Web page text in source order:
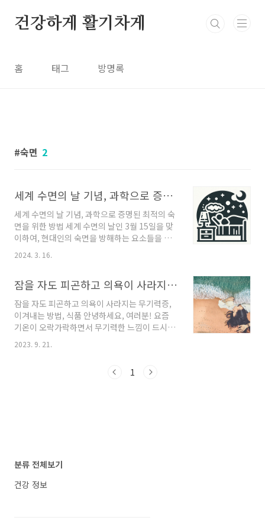
건강하게 활기차게
홈 태그 방명록
숙면 2
세계 수면의 날 기념, 과학으로 증명된 최적의 숙면을 위한 방법
세계 수면의 날 기념, 과학으로 증명된 최적의 숙
면을 위한 방법 세계 수면의 날인 3월 15일을 맞
이하여, 현대인의 숙면을 방해하는 요소들을 극
복하고, 효과적으로 깊은 잠을 청할 수 있는 방법
을 알아보려고 합니다. 이 글에서는 계절별 수면
리 조상들이 사용했던 수면법에 이르기까지, 다
양한 방법을 소개합니다. 최적의 숙면을 위한 잊
혀진 고대의 지혜: '두 번에 나눠 자기' 오늘날 우
리는 8시간 연속 수면을 이상적인 것으로 여기곤
하지만, 역사적으로 인간은 '두 번의 수면'이라는
패턴을 가지고 있었습니다. 사람들은 첫 번째 짧
곤 했습니다. 이러한 고대의 수면 패턴을 재발견
2024. 3. 16.
잠을 자도 피곤하고 의욕이 사라지는 무기력증, 이겨내는 방법, 식품
잠을 자도 피곤하고 의욕이 사라지는 무기력증,
이겨내는 방법, 식품 안녕하세요, 여러분! 요즘
기온이 오락가락하면서 무기력한 느낌이 드시나
요? 바로 아이스크림처럼 녹아버리는 그런 무기
력증일지도 모릅니다. 이런 무기력증은 현대인들
박, 대인 관계 등이 원인이 될 수 있습니다. 이 글
요. 정신석 휴식 정신적인 휴식 또한 중요합니다.
자신이 ..
2023. 9. 21.
1
분류 전체보기
건강 정보